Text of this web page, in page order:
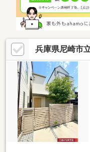
ストホームにお任せくだ
兵庫県尼崎市